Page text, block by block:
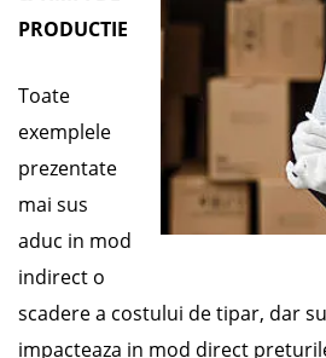
PRODUCTIE
Toate
exemplele
prezentate
mai sus
aduc in mod
indirect o
scadere a costului de tipar, dar
impacteaza in mod direct